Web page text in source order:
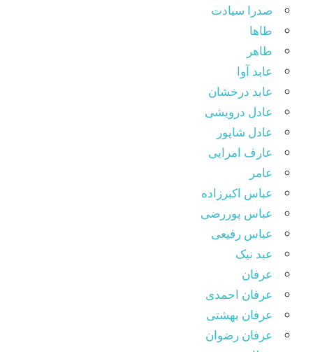
صدرا سیادت
طاها
طاهر
عابد آوا
عابد درخشان
عادل درویشی
عادل شاپور
عارف امرایی
عامر
عباس اکبرزاده
عباس پوررضی
عباس رفیعی
عبد نیک
عرفان
عرفان احمدی
عرفان بهشتی
عرفان رضوان